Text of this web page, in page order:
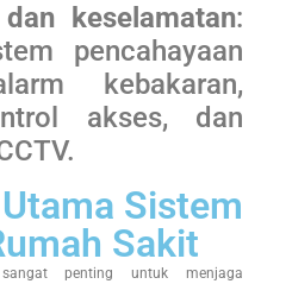
keselamatan:
pencahayaan
kebakaran,
akses, dan
Sistem
Sakit
sangat penting untuk menjaga